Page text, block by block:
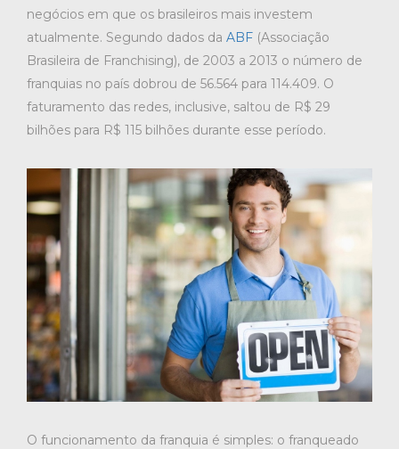
negócios em que os brasileiros mais investem
atualmente. Segundo dados da ABF (Associação
Brasileira de Franchising), de 2003 a 2013 o número de
franquias no país dobrou de 56.564 para 114.409. O
faturamento das redes, inclusive, saltou de R$ 29
bilhões para R$ 115 bilhões durante esse período.
O funcionamento da franquia é simples: o franqueado